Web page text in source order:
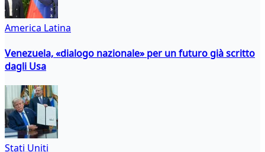
America Latina
Venezuela, «dialogo nazionale» per un futuro già scritto
dagli Usa
Stati Uniti